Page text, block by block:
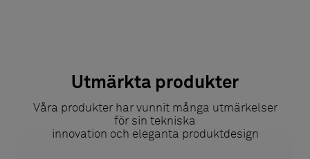
Utmärkta produkter
Våra produkter har vunnit många utmärkelser
för sin tekniska
innovation och eleganta produktdesign